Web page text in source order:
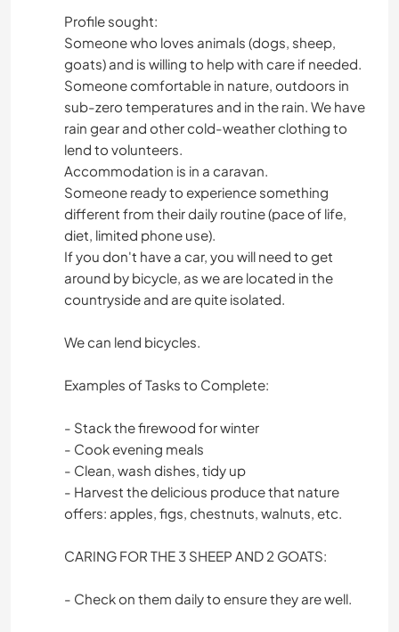
Profile sought:
Someone who loves animals (dogs, sheep,
goats) and is willing to help with care if needed.
Someone comfortable in nature, outdoors in
sub-zero temperatures and in the rain. We have
rain gear and other cold-weather clothing to
lend to volunteers.
Accommodation is in a caravan.
Someone ready to experience something
different from their daily routine (pace of life,
diet, limited phone use).
If you don't have a car, you will need to get
around by bicycle, as we are located in the
countryside and are quite isolated.
We can lend bicycles.
Examples of Tasks to Complete:
- Stack the firewood for winter
- Cook evening meals
- Clean, wash dishes, tidy up
- Harvest the delicious produce that nature
offers: apples, figs, chestnuts, walnuts, etc.
CARING FOR THE 3 SHEEP AND 2 GOATS:
- Check on them daily to ensure they are well.